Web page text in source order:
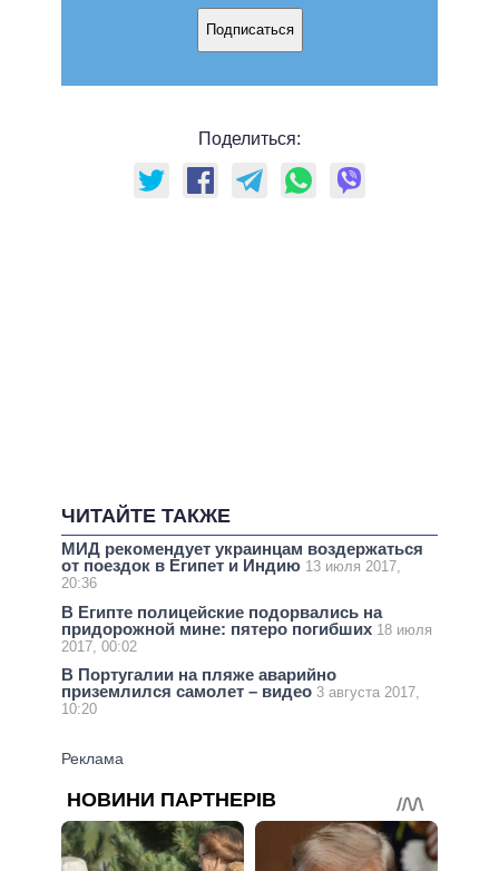
Подписаться
Поделиться:
ЧИТАЙТЕ ТАКЖЕ
МИД рекомендует украинцам воздержаться
от поездок в Египет и Индию 13 июля 2017,
20:36
В Египте полицейские подорвались на
придорожной мине: пятеро погибших 18 июля
2017, 00:02
В Португалии на пляже аварийно
приземлился самолет – видео 3 августа 2017,
10:20